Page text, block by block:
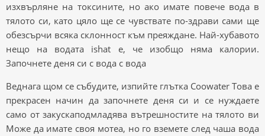
изхвърляне на токсините, но ако имате повече вода в
тялото си, като цяло ще се чувствате по-здрави сами ще
обезсърчи всяка склонност към преяждане. Най-хубавото
нещо на водата ishat е, че изобщо няма калории.
Започнете деня си с вода с вода
Веднага щом се събудите, изпийте глътка Coowater Това е
прекрасен начин да започнете деня си и се нуждаете
само от закускаподмладява вътрешностите на тялото ви
Може да имате своя мотеа, но го вземете след чаша вода